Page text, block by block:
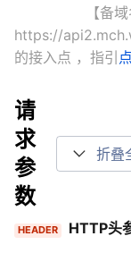
【备域名
https://
的接入点 ，指引
请
求
参
数
折叠
HEADER HTTP头